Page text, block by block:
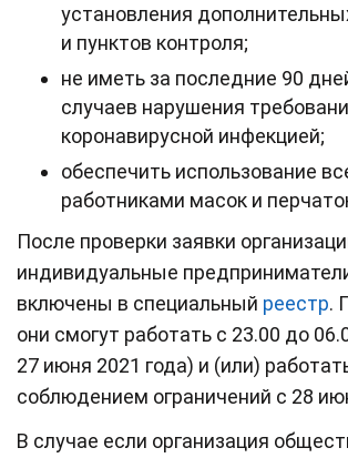
установления
и пунктов контроля;
не иметь за последние 90
случаев нарушения
коронавирусной инфекцией;
обеспечить использование
работниками масок и
После проверки заявки
индивидуальные
включены в специальный реестр.
они смогут работать с 23.00 до
27 июня 2021 года) и (или)
соблюдением ограничений с 28
В случае если организация